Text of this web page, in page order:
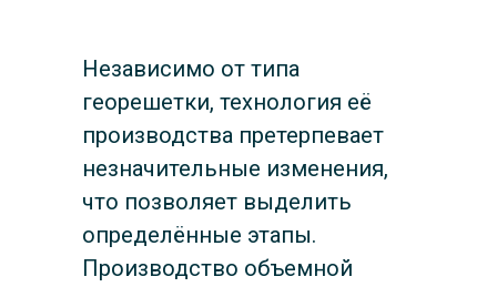
Независимо от типа
георешетки, технология её
производства претерпевает
незначительные изменения,
что позволяет выделить
определённые этапы.
Производство объемной